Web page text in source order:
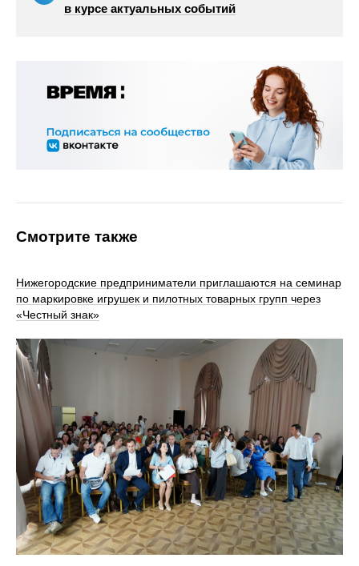
в курсе актуальных событий
Смотрите также
Нижегородские предприниматели приглашаются на семинар
по маркировке игрушек и пилотных товарных групп через
«Честный знак»